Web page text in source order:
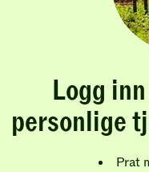
Logg
personlige
Prat